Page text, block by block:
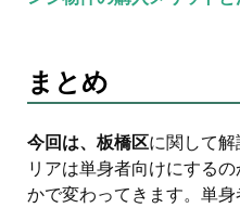
まとめ
今回は、板橋区に関して
リアは単身者向けにする
かで変わってきます。単身